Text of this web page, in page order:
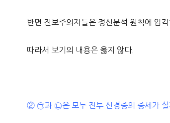
반면 진보주의자들은 정신분석 원칙에 입
따라서 보기의 내용은 옳지 않다.
② ㉠과 ㉡은 모두 전투 신경증의 증세가 실